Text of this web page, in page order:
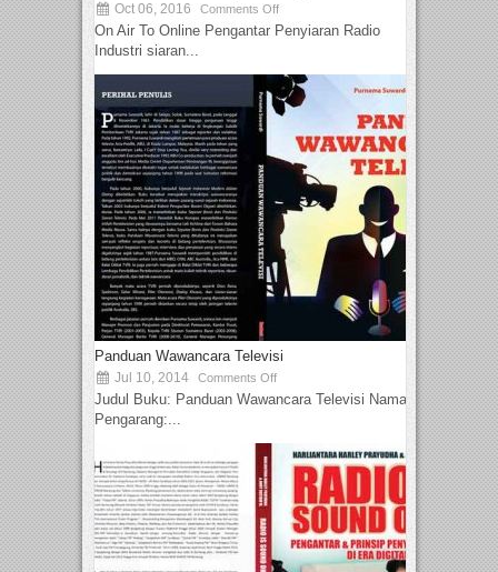
Oct 06, 2016 Comments Off
On Air To Online Pengantar Penyiaran Radio
Industri siaran...
Panduan Wawancara Televisi
Jul 10, 2014 Comments Off
Judul Buku: Panduan Wawancara Televisi Nama
Pengarang:...